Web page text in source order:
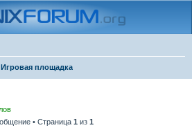
Игровая площадка
• Страница 1 из 1